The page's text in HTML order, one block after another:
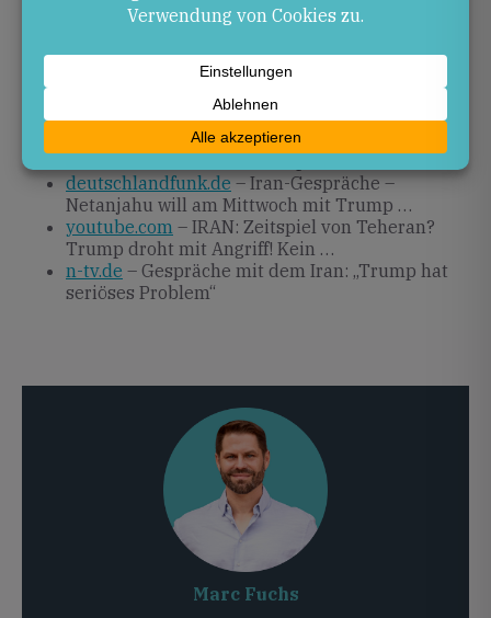
erzielen. Die Abstimmung mit Verbündeten wie Israel
bleibt dabei ein zentraler Faktor.
Quellen
juedische-allgemeine.de– Trump: Anfang
deutschlandfunk.de– Iran-Gespräche –
Netanjahu will am Mittwoch mit Trump …
youtube.com – IRAN: Zeitspiel von Teheran?
Trump droht mit Angriff! Kein …
n-tv.de – Gespräche mit dem Iran: „Trump hat
seriöses Problem“
Marc Fuchs